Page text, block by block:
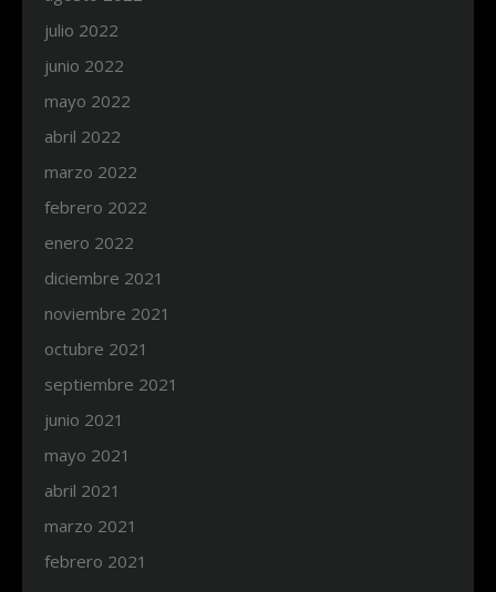
julio 2022
junio 2022
mayo 2022
abril 2022
marzo 2022
febrero 2022
enero 2022
diciembre 2021
noviembre 2021
octubre 2021
septiembre 2021
junio 2021
mayo 2021
abril 2021
marzo 2021
febrero 2021